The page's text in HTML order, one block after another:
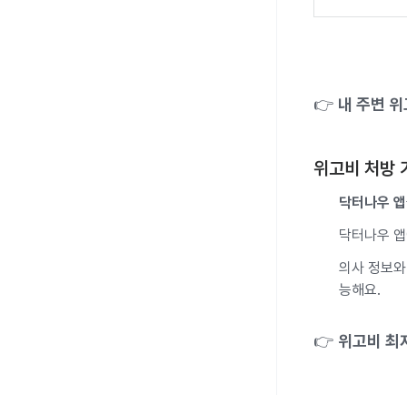
👉 내 주변
위고비 처방
닥터나우 앱
닥터나우
의사 정보
능해요.
👉 위고비 최